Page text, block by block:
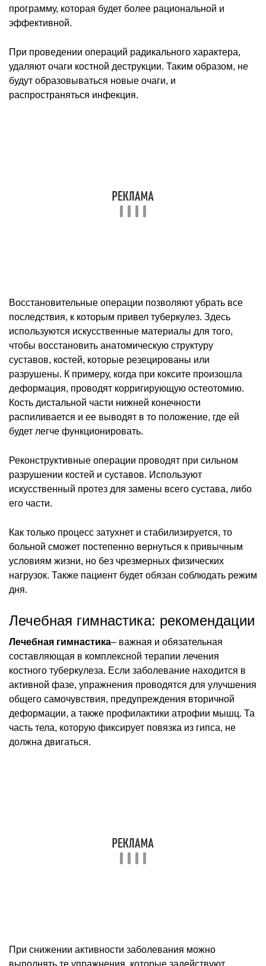
программу, которая будет более рациональной и
эффективной.
При проведении операций радикального характера,
удаляют очаги костной деструкции. Таким образом, не
будут образовываться новые очаги, и
распространяться инфекция.
Восстановительные операции позволяют убрать все
последствия, к которым привел туберкулез. Здесь
используются искусственные материалы для того,
чтобы восстановить анатомическую структуру
суставов, костей, которые резецированы или
разрушены. К примеру, когда при коксите произошла
деформация, проводят корригирующую остеотомию.
Кость дистальной части нижней конечности
распиливается и ее выводят в то положение, где ей
будет легче функционировать.
Реконструктивные операции проводят при сильном
разрушении костей и суставов. Используют
искусственный протез для замены всего сустава, либо
его части.
Как только процесс затухнет и стабилизируется, то
больной сможет постепенно вернуться к привычным
условиям жизни, но без чрезмерных физических
нагрузок. Также пациент будет обязан соблюдать режим
дня.
Лечебная гимнастика: рекомендации
Лечебная гимнастика– важная и обязательная
составляющая в комплексной терапии лечения
костного туберкулеза. Если заболевание находится в
активной фазе, упражнения проводятся для улучшения
общего самочувствия, предупреждения вторичной
деформации, а также профилактики атрофии мышц. Та
часть тела, которую фиксирует повязка из гипса, не
должна двигаться.
При снижении активности заболевания можно
выполнять те упражнения, которые задействуют